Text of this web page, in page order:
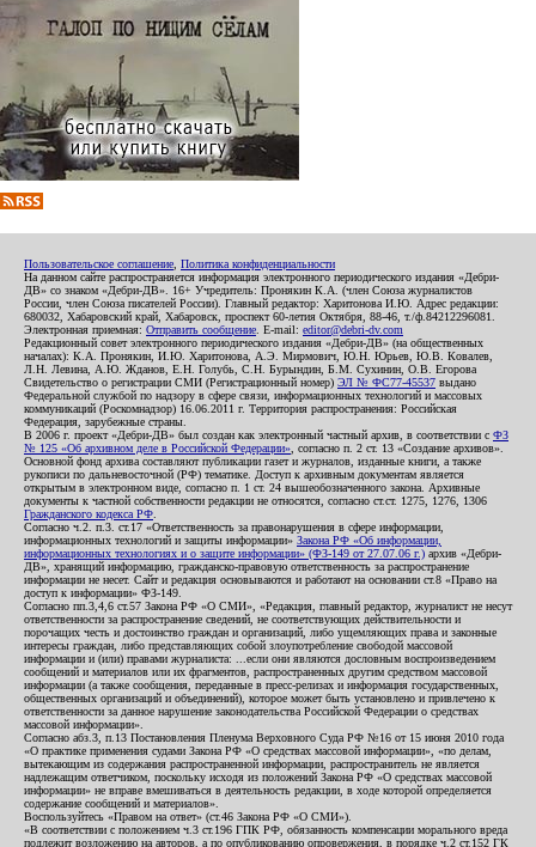
Пользовательское соглашение Политика конфиденциальности
На данном сайте распространяется информация электронного периодического издания «Дебри-
ДВ» со знаком «Дебри-ДВ». 16+ Учредитель: Пронякин К.А. (член Союза журналистов
России, член Союза писателей России). Главный редактор: Харитонова И.Ю. Адрес редакции:
680032, Хабаровский край, Хабаровск, проспект 60-летия Октября, 88-46, т./ф.84212296081.
Электронная приемная: Отправить сообщение . E-mail: editor@debri-dv.com
Редакционный совет электронного периодического издания «Дебри-ДВ» (на общественных
началах): К.А. Пронякин, И.Ю. Харитонова, А.Э. Мирмович, Ю.Н. Юрьев, Ю.В. Ковалев,
Л.Н. Левина, А.Ю. Жданов, Е.Н. Голубь, С.Н. Бурындин, Б.М. Сухинин, О.В. Егорова
Свидетельство о регистрации СМИ (Регистрационный номер) ЭЛ № ФС77-45537 выдано
Федеральной службой по надзору в сфере связи, информационных технологий и массовых
коммуникаций (Роскомнадзор) 16.06.2011 г. Территория распространения: Российская
Федерация, зарубежные страны.
В 2006 г. проект «Дебри-ДВ» был создан как электронный частный архив, в соответствии с ФЗ
№ 125 «Об архивном деле в Российской Федерации» , согласно п. 2 ст. 13 «Создание архивов».
Основной фонд архива составляют публикации газет и журналов, изданные книги, а также
рукописи по дальневосточной (РФ) тематике. Доступ к архивным документам является
открытым в электронном виде, согласно п. 1 ст. 24 вышеобозначенного закона. Архивные
документы к частной собственности редакции не относятся, согласно ст.ст. 1275, 1276, 1306
Гражданского кодекса РФ
Согласно ч.2. п.3. ст.17 «Ответственность за правонарушения в сфере информации,
информационных технологий и защиты информации» Закона РФ «Об информации,
информационных технологиях и о защите информации» (ФЗ-149 от 27.07.06 г.) архив «Дебри-
ДВ», хранящий информацию, гражданско-правовую ответственность за распространение
информации не несет. Сайт и редакция основываются и работают на основании ст.8 «Право на
доступ к информации» ФЗ-149.
Согласно пп.3,4,6 ст.57 Закона РФ «О СМИ», «Редакция, главный редактор, журналист не несут
ответственности за распространение сведений, не соответствующих действительности и
порочащих честь и достоинство граждан и организаций, либо ущемляющих права и законные
интересы граждан, либо представляющих собой злоупотребление свободой массовой
информации и (или) правами журналиста: ...если они являются дословным воспроизведением
сообщений и материалов или их фрагментов, распространенных другим средством массовой
информации (а также сообщения, переданные в пресс-релизах и информация государственных,
общественных организаций и объединений), которое может быть установлено и привлечено к
ответственности за данное нарушение законодательства Российской Федерации о средствах
массовой информации».
Согласно абз.3, п.13 Постановления Пленума Верховного Суда РФ №16 от 15 июня 2010 года
«О практике применения судами Закона РФ «О средствах массовой информации», «по делам,
вытекающим из содержания распространенной информации, распространитель не является
надлежащим ответчиком, поскольку исходя из положений Закона РФ «О средствах массовой
информации» не вправе вмешиваться в деятельность редакции, в ходе которой определяется
содержание сообщений и материалов».
Воспользуйтесь «Правом на ответ» (ст.46 Закона РФ «О СМИ»).
«В соответствии с положением ч.3 ст.196 ГПК РФ, обязанность компенсации морального вреда
подлежит возложению на авторов, а по опубликованию опровержения, в порядке ч.2 ст.152 ГК